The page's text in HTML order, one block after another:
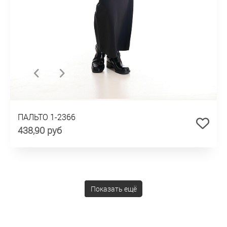
ПАЛЬТО 1-2366
438,90 руб
Показать ещё